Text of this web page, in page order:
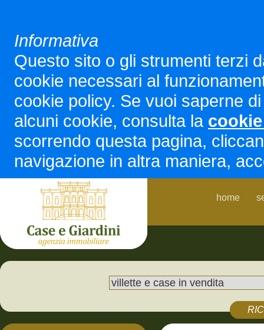
Informativa
Questo sito o gli strumenti terzi
cookie necessari al
cookie policy. Se vuoi saperne
alcuni cookie, consulta la
scorrendo questa pagina,
navigazione in altra maniera,
home